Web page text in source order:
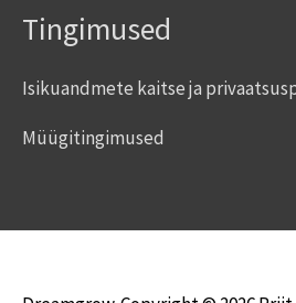
Tingimused
Isikuandmete kaitse ja
Müügitingimused